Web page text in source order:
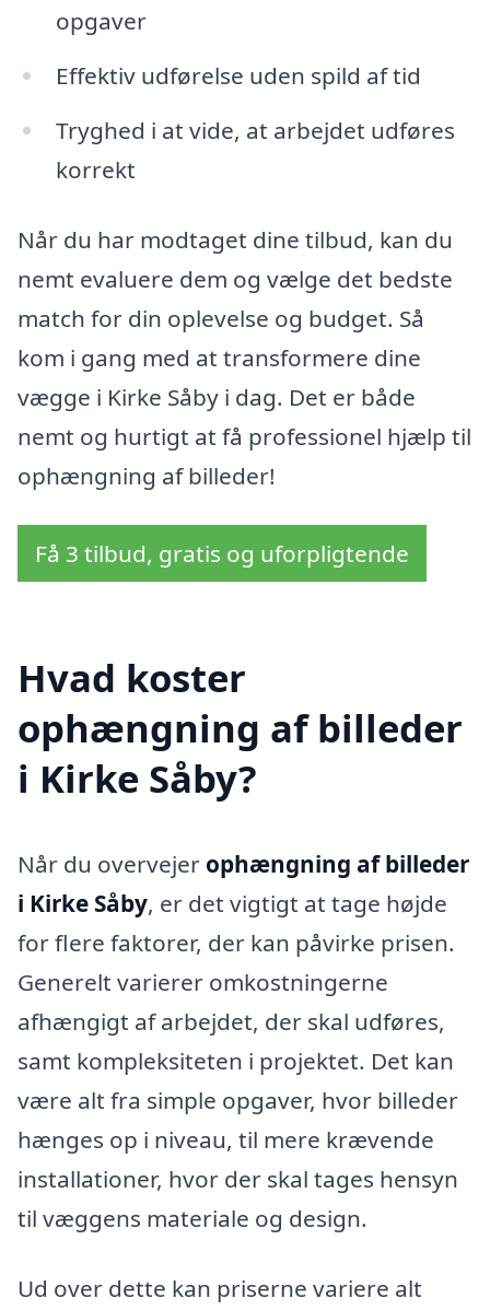
opgaver
Effektiv udførelse uden spild af tid
Tryghed i at vide, at arbejdet udføres
korrekt
Når du har modtaget dine tilbud, kan du
nemt evaluere dem og vælge det bedste
match for din oplevelse og budget. Så
kom i gang med at transformere dine
vægge i Kirke Såby i dag. Det er både
nemt og hurtigt at få professionel hjælp til
ophængning af billeder!
Få 3 tilbud, gratis og uforpligtende
Hvad koster
ophængning af billeder
i Kirke Såby?
Når du overvejer ophængning af billeder
i Kirke Såby, er det vigtigt at tage højde
for flere faktorer, der kan påvirke prisen.
Generelt varierer omkostningerne
afhængigt af arbejdet, der skal udføres,
samt kompleksiteten i projektet. Det kan
være alt fra simple opgaver, hvor billeder
hænges op i niveau, til mere krævende
installationer, hvor der skal tages hensyn
til væggens materiale og design.
Ud over dette kan priserne variere alt